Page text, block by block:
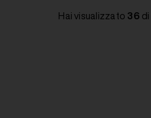
Hai visualizzato 36 di